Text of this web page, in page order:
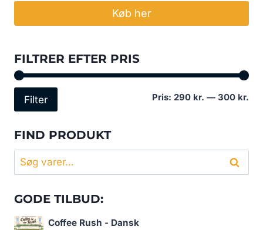
Køb her
FILTRER EFTER PRIS
Filter Pris: 290 kr. — 300 kr.
FIND PRODUKT
Søg
efter:
Søg
GODE TILBUD:
Coffee Rush - Dansk